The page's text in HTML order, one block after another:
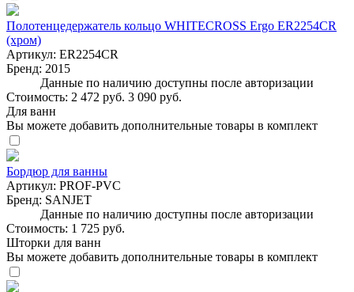
Полотенцедержатель кольцо WHITECROSS Ergo ER2254CR
(хром)
Артикул: ER2254CR
Бренд: 2015
Данные по наличию доступны после авторизации
Стоимость: 2 472 руб. 3 090 руб.
Для ванн
Вы можете добавить дополнительные товары в комплект
Бордюр для ванны
Артикул: PROF-PVC
Бренд: SANJET
Данные по наличию доступны после авторизации
Стоимость: 1 725 руб.
Шторки для ванн
Вы можете добавить дополнительные товары в комплект